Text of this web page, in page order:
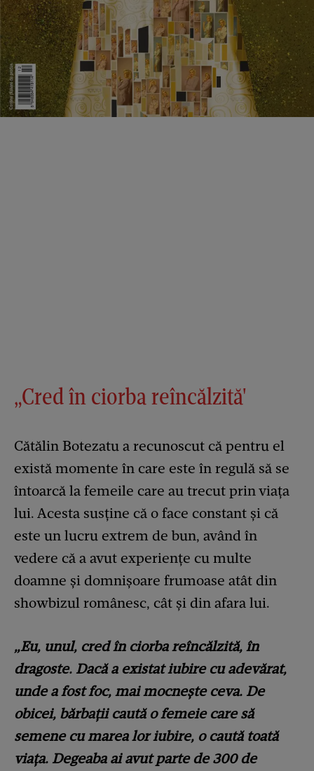
„Cred în ciorba reîncălzită'
Cătălin Botezatu a recunoscut că pentru el
există momente în care este în regulă să se
întoarcă la femeile care au trecut prin viața
lui. Acesta susține că o face constant și că
este un lucru extrem de bun, având în
vedere că a avut experiențe cu multe
doamne și domnișoare frumoase atât din
showbizul românesc, cât și din afara lui.
„Eu, unul, cred în ciorba reîncălzită, în
dragoste. Dacă a existat iubire cu adevărat,
unde a fost foc, mai mocnește ceva. De
obicei, bărbații caută o femeie care să
semene cu marea lor iubire, o caută toată
viața. Degeaba ai avut parte de 300 de